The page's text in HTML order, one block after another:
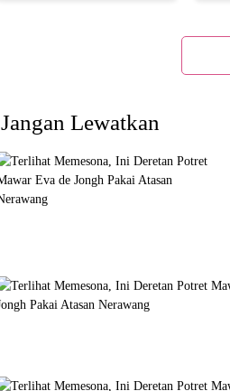
Jangan Lewatkan